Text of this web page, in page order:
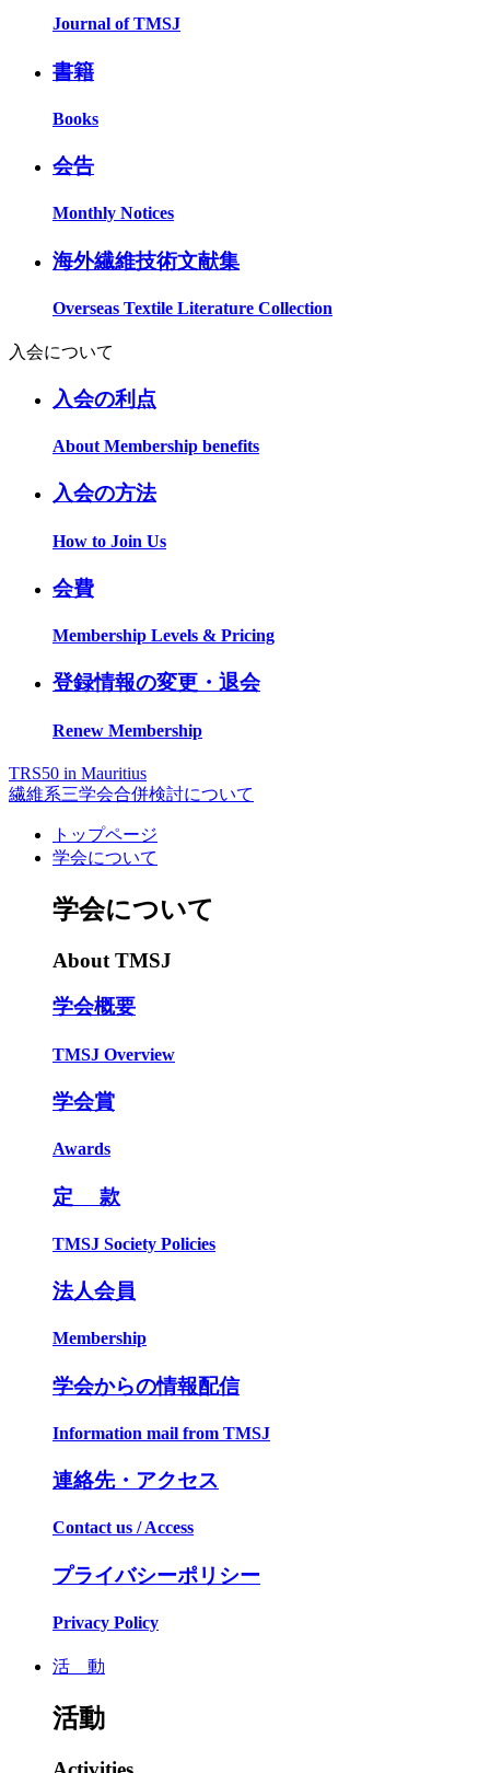
Journal of TMSJ
書籍
Books
会告
Monthly Notices
海外繊維技術文献集
Overseas Textile Literature Collection
入会について
入会の利点
About Membership benefits
入会の方法
How to Join Us
会費
Membership Levels & Pricing
登録情報の変更・退会
Renew Membership
TRS50 in Mauritius
繊維系三学会合併検討について
トップページ
学会について
学会について
About TMSJ
学会概要
TMSJ Overview
学会賞
Awards
定 款
TMSJ Society Policies
法人会員
Membership
学会からの情報配信
Information mail from TMSJ
連絡先・アクセス
Contact us / Access
プライバシーポリシー
Privacy Policy
活 動
活動